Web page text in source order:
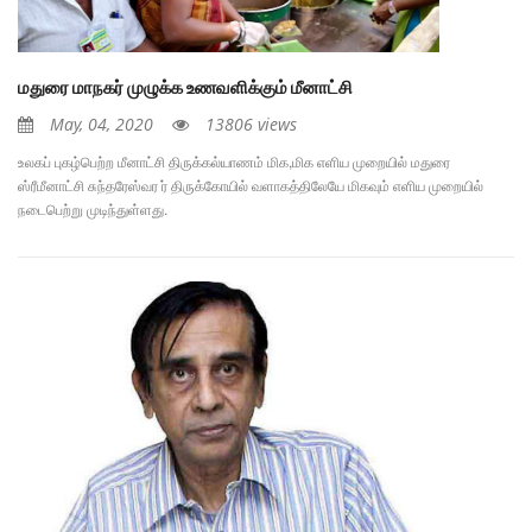
மதுரை மாநகர் முழுக்க உணவளிக்கும் மீனாட்சி
May, 04, 2020 13806 views
உலகப் புகழ்பெற்ற மீனாட்சி திருக்கல்யாணம் மிக,மிக எளிய முறையில் மதுரை
ஸ்ரீமீனாட்சி சுந்தரேஸ்வர ர் திருக்கோயில் வளாகத்திலேயே மிகவும் எளிய முறையில்
நடைபெற்று முடிந்துள்ளது.